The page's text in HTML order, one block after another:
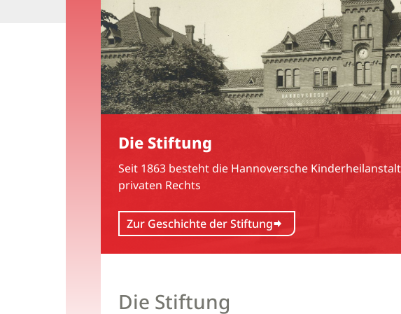
Die Stiftung
Seit 1863 besteht die Hannoversche
privaten Rechts
Zur Geschichte der Stiftung
Die Stiftung